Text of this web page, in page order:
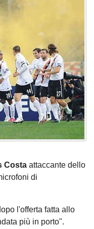
Costa attaccante dello
di
l'offerta fatta allo
più in porto".